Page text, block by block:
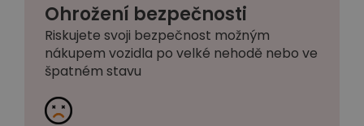
Ohrožení bezpečnosti
Riskujete svoji bezpečnost možným
nákupem vozidla po velké nehodě nebo ve
špatném stavu